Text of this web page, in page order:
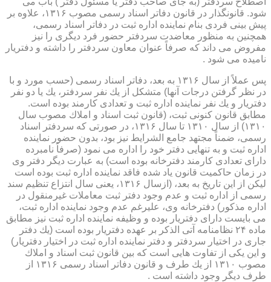
شود. قانونگذار در قانون دفاتر اسناد رسمی مصوب ۱۳۱۶، علاوه بر
پیش بینی فردی بنام نماینده اداره ثبت در دفاتر اسناد رسمی،
همچنین به منظور معاضدت سردفتر حضور فرد دیگری را نیز
مفروض می داند كه صرفاً عنوان معاون سردفتر را داشته و دفتریار
نامیده می شود .
پس عملاً از سال ۱۳۱۶ به بعد، دفاتر اسناد رسمی (حسب مورد و با
در نظر گرفتن درجات آنها) متشكل از یك نفر سردفتر، یك یا دو نفر
دفتریار و یك نفر نماینده اداره ثبت و تعدادی كارمند بوده است.
مطابق قانون كنونی ثبت، (قانون ثبت اسناد و املاك مصوب سال
۱۳۱۰) از سال ۱۳۱۰ تا سال ۱۳۱۶، در صورتی كه سردفتر اسناد
رسمی، ضمناً مجتهد جامع الشرایط نیز بود، بدون حضور نماینده
اداره ثبت و به تنهایی دفتر خود را اداره می نمود (صرفاً نامبرده
دارای تعدادی كارمند دفترخانه بوده است) به عبارت دیگر دفتر وی
در زمان حاكمیت قانون یاد شده فاقد نماینده اداره ثبت بوده است
لیكن از این تاریخ به بعد، (ازسال ۱۳۱۶، یعنی سال انتزاع تنظیم سند
رسمی از اداره ثبت و عدم وجود دفتر ثبت معاملات غیرمنقول در
اداره مذكور) دفترخانه وی، علیرغم عدم وجود نماینده اداره ثبت،
می بایست دارای دفتریار بوده و وظیفه نماینده اداره ثبت نیز مطابق
ماده ۲۴ نظامنامه آتی الذكر بر عهده دفتریار بوده است (یك دفتر
جاری در اختیار سردفتر و دفتر نماینده اداره ثبت در اختیار دفتریار)
و این یكی از تفاوت هایی است كه بین قانون ثبت اسناد و املاك
مصوب ۱۳۱۰ از یك طرف و قانون دفاتر اسناد رسمی ۱۳۱۶ از
طرف دیگر وجود داشته است .